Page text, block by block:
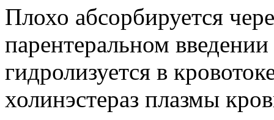
Плохо абсорбируется
парентеральном
гидролизуется в
холинэстераз плазмы